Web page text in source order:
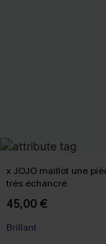
x JOJO maillot une
très échancré
45,00 €
Brillant